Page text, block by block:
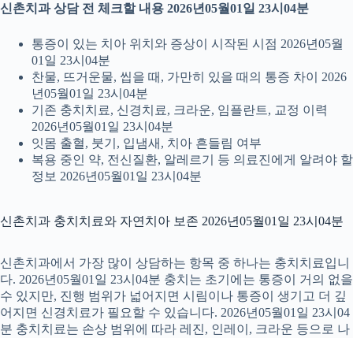
신촌치과 상담 전 체크할 내용 2026년05월01일 23시04분
통증이 있는 치아 위치와 증상이 시작된 시점 2026년05월
01일 23시04분
찬물, 뜨거운물, 씹을 때, 가만히 있을 때의 통증 차이 2026
년05월01일 23시04분
기존 충치치료, 신경치료, 크라운, 임플란트, 교정 이력
2026년05월01일 23시04분
잇몸 출혈, 붓기, 입냄새, 치아 흔들림 여부
복용 중인 약, 전신질환, 알레르기 등 의료진에게 알려야 할
정보 2026년05월01일 23시04분
신촌치과 충치치료와 자연치아 보존 2026년05월01일 23시04분
신촌치과에서 가장 많이 상담하는 항목 중 하나는 충치치료입니
다. 2026년05월01일 23시04분 충치는 초기에는 통증이 거의 없을
수 있지만, 진행 범위가 넓어지면 시림이나 통증이 생기고 더 깊
어지면 신경치료가 필요할 수 있습니다. 2026년05월01일 23시04
분 충치치료는 손상 범위에 따라 레진, 인레이, 크라운 등으로 나